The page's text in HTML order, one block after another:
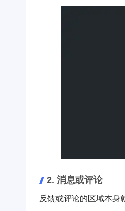
2. 消息或评论
反馈或评论的区域本身